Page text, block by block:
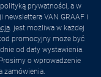
prywatności, a w
VAN GRAAF i
. jest możliwa w każdej
promocyjny może być
od daty wystawienia.
o wprowadzenie
zamówienia.